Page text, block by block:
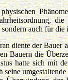
auch für
diente der Bauer
Bauern die
hatte sich mit